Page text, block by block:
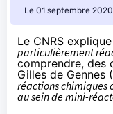
Le 01 septembre
Le CNRS explique
particulièrement
comprendre, des
Gilles de Gennes
réactions chimiques
au sein de mini-